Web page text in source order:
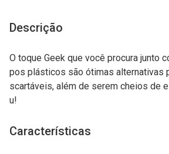
Descrição
O toque Geek que você procura junto
pos plásticos são ótimas alternativas
scartáveis, além de serem cheios de
u!
Características